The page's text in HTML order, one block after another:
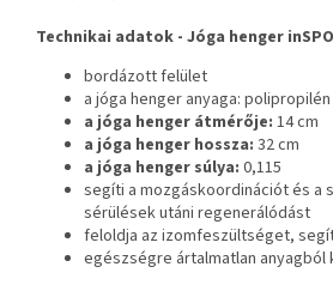
Technikai adatok - Jóga henger
bordázott felület
a jóga henger anyaga: polipropilén
a jóga henger átmérője: 14 cm
a jóga henger hossza: 32 cm
a jóga henger súlya: 0,115
segíti a mozgáskoordinációt és a
sérülések utáni regenerálódást
feloldja az izomfeszültséget,
egészségre ártalmatlan anyagból